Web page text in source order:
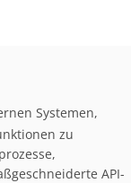
Systemen,
zu
API-